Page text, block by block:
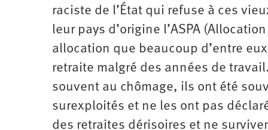
raciste de l’État qui refuse à ces
leur pays d’origine l’ASPA
allocation que beaucoup d’entre
retraite malgré des années de
souvent au chômage, ils ont été
surexploités et ne les ont pas
des retraites dérisoires et ne